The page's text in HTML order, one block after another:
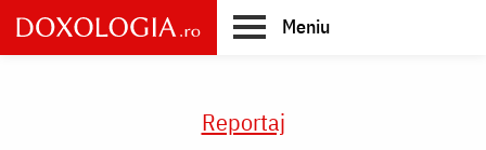
Skip
to
main
Meniu
Reportaj